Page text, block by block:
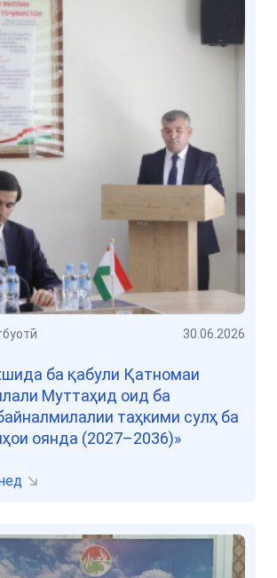
30.06.2026
ба қабули Қатномаи
Муттаҳид оид ба
таҳкими сулҳ ба
оянда (2027–2036)»